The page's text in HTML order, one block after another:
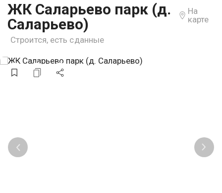
ЖК Саларьево парк (д.
Саларьево)
На
карте
Строится, есть сданные